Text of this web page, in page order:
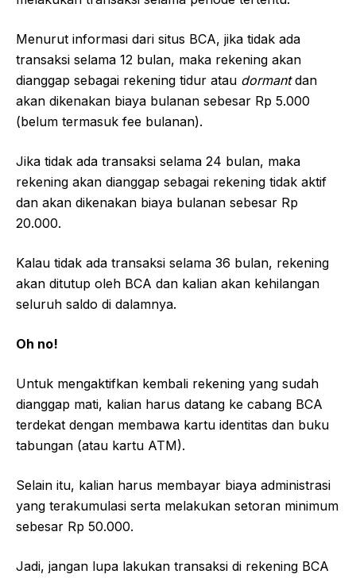
Menurut informasi dari situs BCA, jika tidak ada
transaksi selama 12 bulan, maka rekening akan
dianggap sebagai rekening tidur atau dormantdan
akan dikenakan biaya bulanan sebesar Rp 5.000
(belum termasuk fee bulanan).
Jika tidak ada transaksi selama 24 bulan, maka
rekening akan dianggap sebagai rekening tidak aktif
dan akan dikenakan biaya bulanan sebesar Rp
20.000.
Kalau tidak ada transaksi selama 36 bulan, rekening
akan ditutup oleh BCA dan kalian akan kehilangan
seluruh saldo di dalamnya.
Oh no!
Untuk mengaktifkan kembali rekening yang sudah
dianggap mati, kalian harus datang ke cabang BCA
terdekat dengan membawa kartu identitas dan buku
tabungan (atau kartu ATM).
Selain itu, kalian harus membayar biaya administrasi
yang terakumulasi serta melakukan setoran minimum
sebesar Rp 50.000.
Jadi, jangan lupa lakukan transaksi di rekening BCA